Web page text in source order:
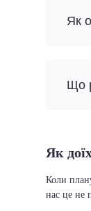
Як
Що
Як
Коли
нас це не